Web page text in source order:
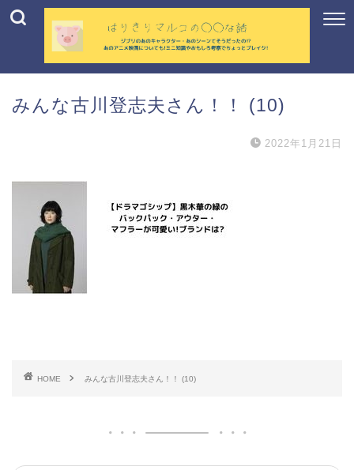
みんな古川登志夫さん！！ (10)
2022年1月21日
HOME みんな古川登志夫さん！！ (10)